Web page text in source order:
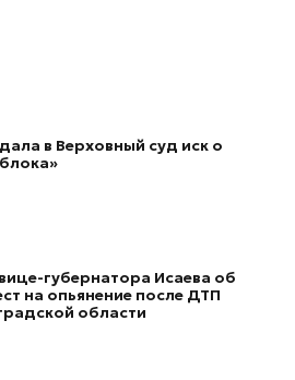
в Верховный суд иск о
губернатора Исаева об
на опьянение после ДТП
области